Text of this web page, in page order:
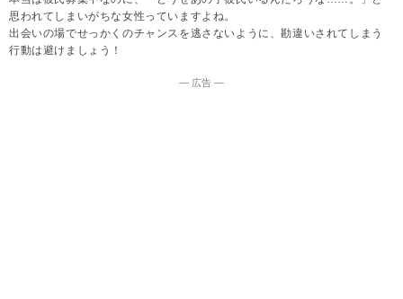
思われてしまいがちな女性っていますよね。
出会いの場でせっかくのチャンスを逃さないように、勘違いされてしまう
行動は避けましょう！
― 広告 ―